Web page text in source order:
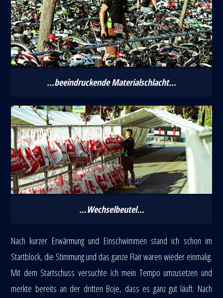
…beeindruckende Materialschlacht…
…Wechselbeutel…
Nach kurzer Erwärmung und Einschwimmen stand ich schon im
Startblock, die Stimmung und das ganze Flair waren wieder einmalig.
Mit dem Startschuss versuchte ich mein Tempo umzusetzen und
merkte bereits an der dritten Boje, dass es ganz gut läuft. Nach